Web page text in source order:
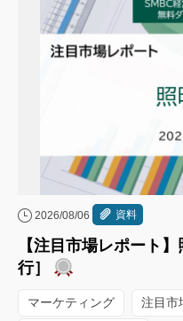
2026/08/06 資料
【注目市場レポート
行］
マーケティング 注目市